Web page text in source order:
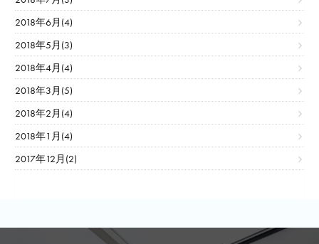
2018年6月(4)
2018年5月(3)
2018年4月(4)
2018年3月(5)
2018年2月(4)
2018年1月(4)
2017年12月(2)